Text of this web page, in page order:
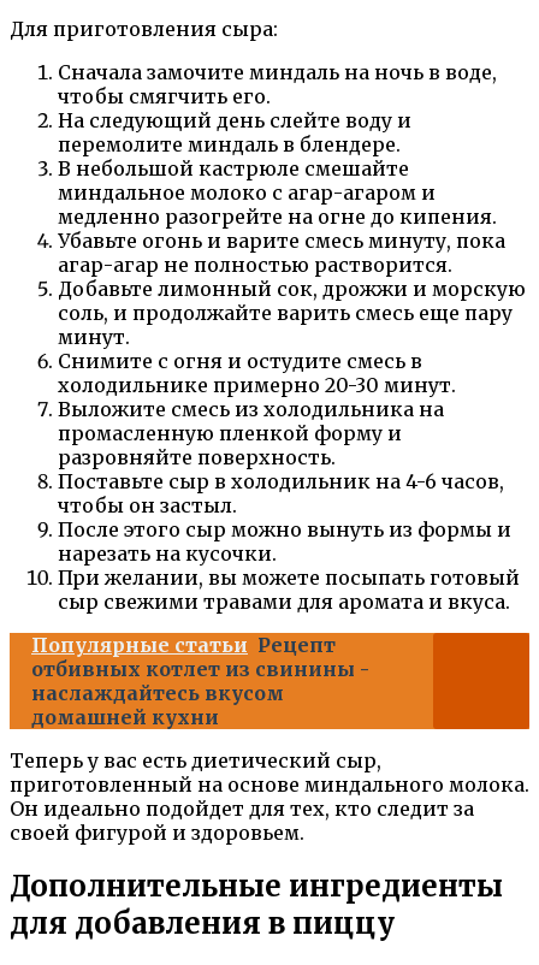
Для приготовления сыра:
Сначала замочите миндаль на ночь в воде,
чтобы смягчить его.
На следующий день слейте воду и
перемолите миндаль в блендере.
В небольшой кастрюле смешайте
миндальное молоко с агар-агаром и
медленно разогрейте на огне до кипения.
Убавьте огонь и варите смесь минуту, пока
агар-агар не полностью растворится.
Добавьте лимонный сок, дрожжи и морскую
соль, и продолжайте варить смесь еще пару
минут.
Снимите с огня и остудите смесь в
холодильнике примерно 20-30 минут.
Выложите смесь из холодильника на
промасленную пленкой форму и
разровняйте поверхность.
Поставьте сыр в холодильник на 4-6 часов,
чтобы он застыл.
После этого сыр можно вынуть из формы и
нарезать на кусочки.
При желании, вы можете посыпать готовый
сыр свежими травами для аромата и вкуса.
Популярные статьи Рецепт
отбивных котлет из свинины -
наслаждайтесь вкусом
домашней кухни
Теперь у вас есть диетический сыр,
приготовленный на основе миндального молока.
Он идеально подойдет для тех, кто следит за
своей фигурой и здоровьем.
Дополнительные ингредиенты
для добавления в пиццу